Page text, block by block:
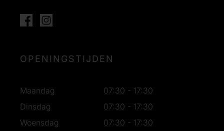
OPENINGSTIJDEN
Maandag
07:30 - 17:30
Dinsdag
07:30 - 17:30
Woensdag
07:30 - 17:30